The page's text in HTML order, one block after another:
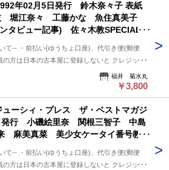
かかる場合は 祭日明け発送になります。 ※※※
送前にお知らせ致します。 追跡番号から荷物の
きます。 --保管期間について-- 此方から連絡
しています。 5日間内、購入手続き頂ければ幸
ぎましても手続き頂けない場合は キャンセル
ご了承のうえ、 購入ご検討頂ければ幸いです。
て-- ・レターパックライト 430円 ※追跡番号あ
ポスト投函 ・レターパックプラス 600円 ※追
送料は地方により変わります。 (下記紹介部分
) ※曜日・時間指定ご希望の場合 ※※郵便局
所留め置き可能です。 --発送について-- 振込確
以内で発送致します。 ※郵便局ご利用の場合、
かかる場合は 祭日明け発送になります。 ※※※
前にお知らせ致します。 追跡番号から荷物の
できます。 --保管期間について-- 此方から連絡
しています。 5日間内、購入手続き頂ければ幸
ぎましても手続き頂けない場合は キャンセル
年02月5日発行 鈴木奈々子 表紙
堀江奈々 工藤かな 魚住真美子
タビュー記事) 佐々木教SPECIAL・
岡本ひろみ 佐藤ひとみ 女子高生
※画像の様に表紙面に汚れ傷、背上
て-- ・前払い(ゆうちょ口座)、代引き便(郵便
の方は日本の古本屋に登録しないと クレジット
ないと思います。 非会員の方は支払い方法を
たは「代金引換」でご利用下さい。 --状態につい
ので痛み (傷/汚れ/折れ/破れ/使用感等)は ある
ご了承のうえ、 購入ご検討頂ければ幸いです。
-- ・レターパックライト 430円 ※追跡番号あ
ポスト投函 ・レターパックプラス 600円 ※追
送料は地方により変わります。 (下記紹介部分
福井 菊水丸
￥3,800
ーシィ・プレス ザ・ベストマガジ
発行 小磯絵里奈 関根三智子 中島
麻美真菜 美少女ケータイ番号教え
有美子 倉田樹里 黒田千加 飯窪五
女子高生下着300人大調査 田中し
て-- ・前払い(ゆうちょ口座)、代引き便(郵便
の方は日本の古本屋に登録しないと クレジット